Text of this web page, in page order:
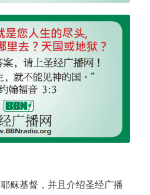
稣基督，并且介绍圣经广播